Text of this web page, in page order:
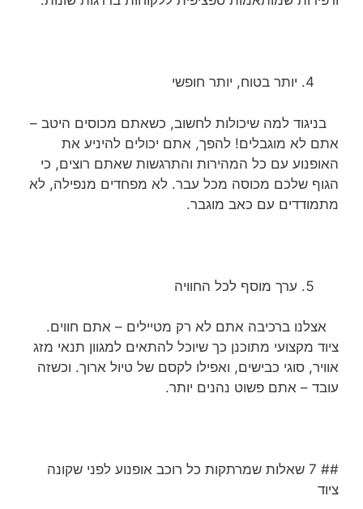
יותר בטוח, יותר חופשי
בניגוד למה שיכולות לחשוב, כשאתם מכוסים היטב –
אתם לא מוגבלים! להפך, אתם יכולים להיניע את
האופנוע עם כל המהירות והתרגשות שאתם רוצים, כי
הגוף שלכם מכוסה מכל עבר. לא מפחדים מנפילה, לא
מתמודדים עם כאב מוגבר.
ערך מוסף לכל החוויה
אצלנו ברכיבה אתם לא רק מטיילים – אתם חווים.
ציוד מקצועי מתוכנן כך שיוכל להתאים למגוון תנאי מזג
אוויר, סוגי כבישים, ואפילו לקסם של טיול ארוך. וכשזה
עובד – אתם פשוט נהנים יותר.
## 7 שאלות שמרתקות כל רוכב אופנוע לפני שקונה
ציוד